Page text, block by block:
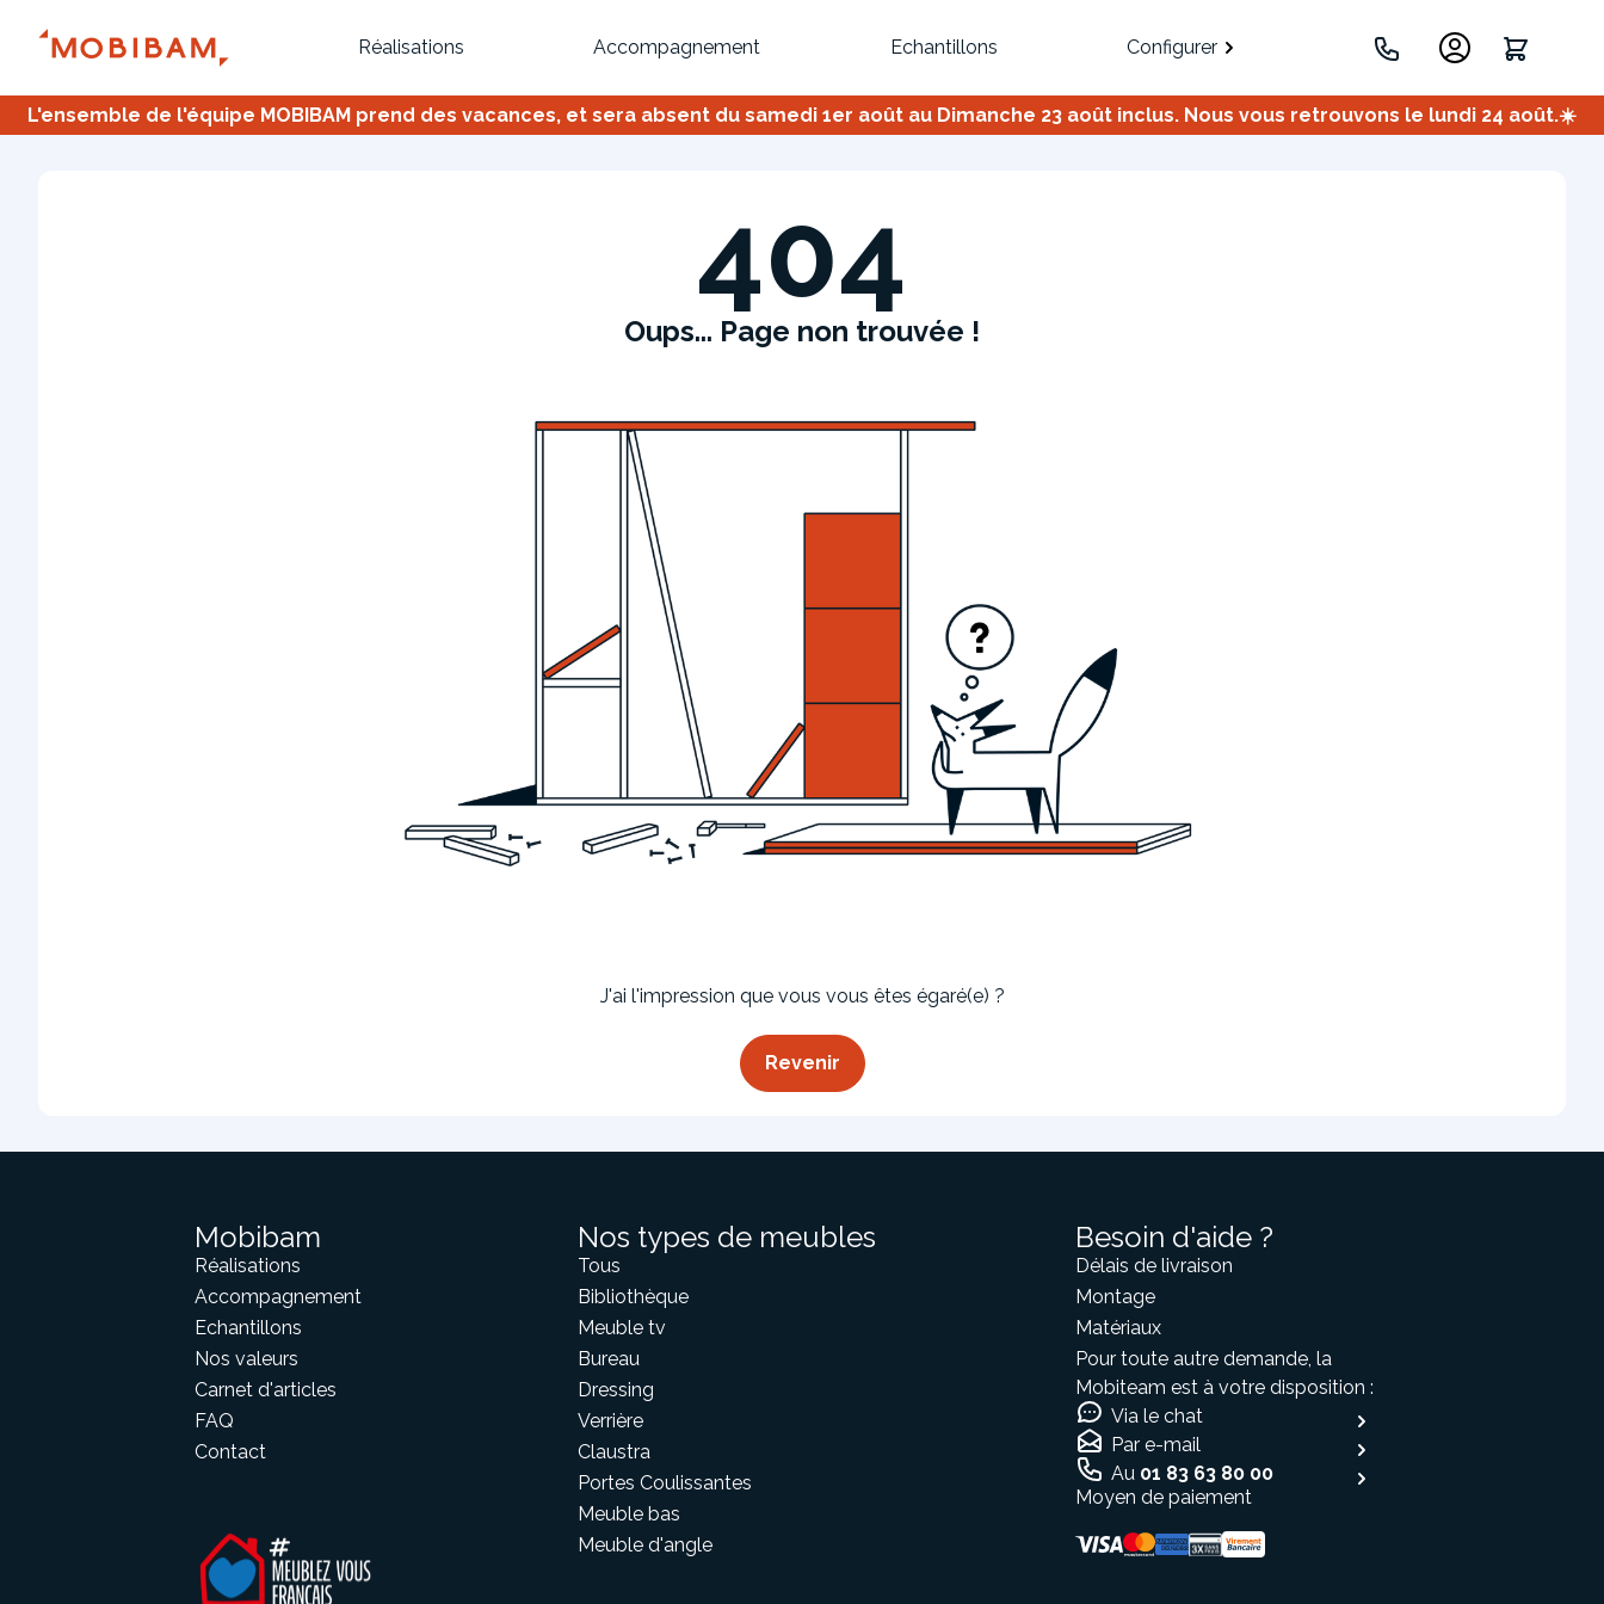
Réalisations Accompagnement Echantillons Configurer
Inspirez-vous du catalogue
Créez votre projet de A à Z Retrouvez vos projets
Imaginez et concevez un meuble 100% unique.
L'ensemble de l'équipe MOBIBAM prend des vacances, et sera absent du samedi 1er août au Dimanche 23 août inclus. Nous vous retrouvons le lundi 24 août.☀️
404
Oups... Page non trouvée !
J'ai l'impression que vous vous êtes égaré(e) ?
Revenir
Mobibam
Réalisations
Accompagnement
Echantillons
Nos valeurs
Carnet d'articles
FAQ
Contact
Nos types de meubles
Tous
Bibliothèque
Meuble tv
Bureau
Dressing
Verrière
Claustra
Portes Coulissantes
Meuble bas
Meuble d'angle
Besoin d'aide ?
Délais de livraison
Montage
Matériaux
Pour toute autre demande, la
Mobiteam est à votre disposition :
Via le chat
Par e-mail
Au 01 83 63 80 00
Moyen de paiement